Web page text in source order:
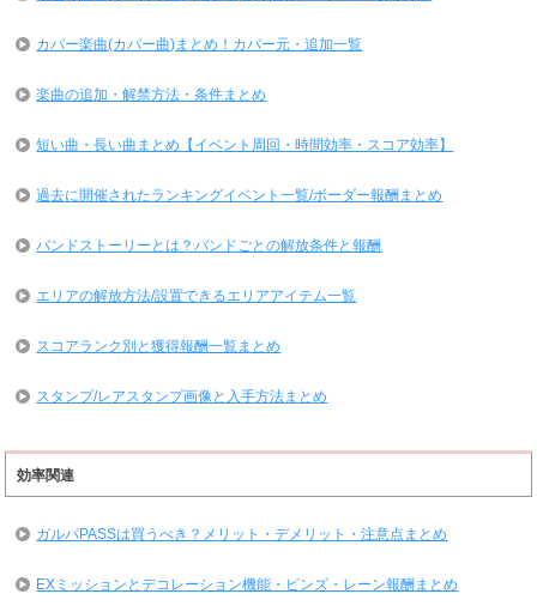
カバー楽曲(カバー曲)まとめ！カバー元・追加一覧
楽曲の追加・解禁方法・条件まとめ
短い曲・長い曲まとめ【イベント周回・時間効率・スコア効率】
過去に開催されたランキングイベント一覧/ボーダー報酬まとめ
バンドストーリーとは？バンドごとの解放条件と報酬
エリアの解放方法/設置できるエリアアイテム一覧
スコアランク別と獲得報酬一覧まとめ
スタンプ/レアスタンプ画像と入手方法まとめ
効率関連
ガルパPASSは買うべき？メリット・デメリット・注意点まとめ
EXミッションとデコレーション機能・ピンズ・レーン報酬まとめ